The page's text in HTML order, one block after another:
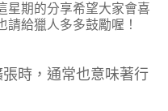
星期的分享希望大家會喜
給獵人多多鼓勵喔！
時，通常也意味著行